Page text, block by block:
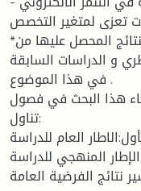
تعزى لمتغير التخصص
*وفي الأخير تمت مناقشة و تفسير النتائج المحصل عليها من
و الدراسات السابقة
في هذا الموضوع .
هذا البحث في فصول:
تناول:
العام للدراسة
المنهجي للدراسة
نتائج الفرضية العامة